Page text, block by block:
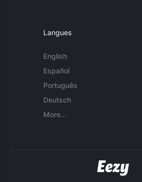
Langues
English
Español
Português
Deutsch
More...